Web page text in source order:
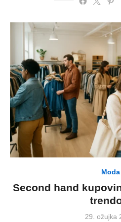
Moda
Second hand
Posted
29. ožujka